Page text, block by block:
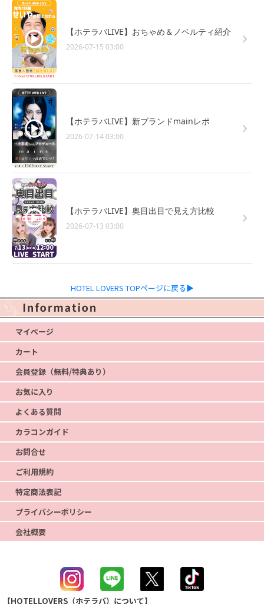
【ホテラバLIVE】おちゃめ＆ノベルティ紹介
2026-07-15 03:00
【ホテラバLIVE】新ブランドmainレポ
2026-07-14 03:00
【ホテラバLIVE】奥目出目で見え方比較
2026-07-13 03:00
HOTEL LOVERS TOPページに戻る▶
マイページ
カート
会員登録（無料/特典あり）
お気に入り
よくある質問
カラコンガイド
お問合せ
ご利用規約
特定商法表記
プライバシーポリシー
会社概要
【HOTELLOVERS（ホテラバ）について】